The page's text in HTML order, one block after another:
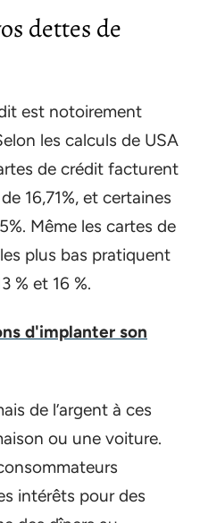
dettes de
est notoirement
les calculs de USA
de crédit facturent
16,71%, et certaines
Même les cartes de
plus bas pratiquent
% et 16 %.
d'implanter son
de l’argent à ces
ou une voiture.
intérêts pour des